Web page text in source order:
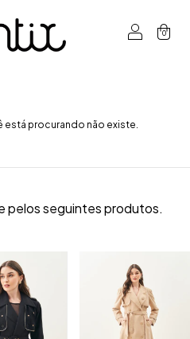
0
está procurando não existe.
pelos seguintes produtos.